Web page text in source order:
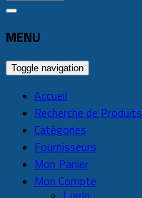
MENU
Toggle navigation
Accueil
Recherche de Produits
Catégories
Fournisseurs
Mon Panier
Mon Compte
Login